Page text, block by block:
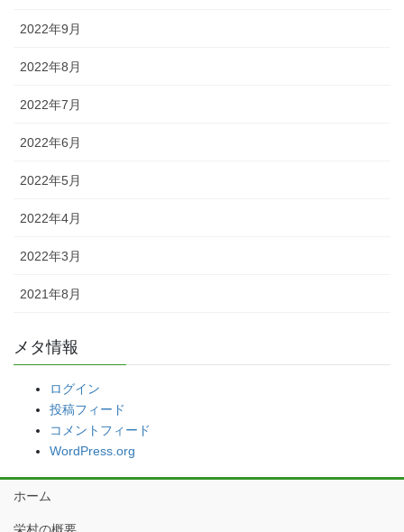
2022年9月
2022年8月
2022年7月
2022年6月
2022年5月
2022年4月
2022年3月
2021年8月
メタ情報
ログイン
投稿フィード
コメントフィード
WordPress.org
ホーム